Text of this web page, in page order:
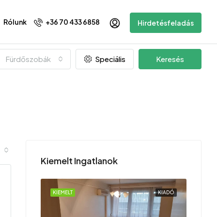
Rólunk +36 70 433 6858 Hirdetésfeladás
Fürdőszobák Speciális Keresés
Kiemelt Ingatlanok
KIADÓ
KIEMELT